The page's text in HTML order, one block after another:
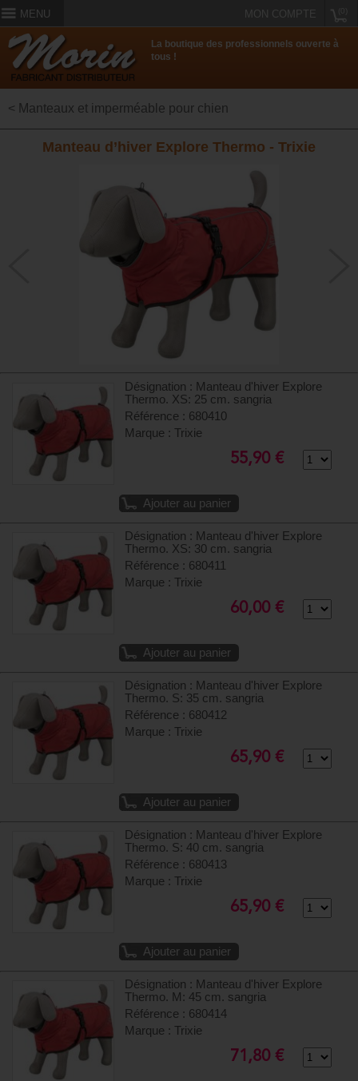
MENU MON COMPTE
La boutique des professionnels ouverte à
tous !
< Manteaux et imperméable pour chien
Manteau d’hiver Explore Thermo - Trixie
Désignation : Manteau d'hiver Explore
Thermo. XS: 25 cm. sangria
Référence : 680410
Marque : Trixie
55,90 €
Ajouter au panier
Désignation : Manteau d'hiver Explore
Thermo. XS: 30 cm. sangria
Référence : 680411
Marque : Trixie
60,00 €
Ajouter au panier
Désignation : Manteau d'hiver Explore
Thermo. S: 35 cm. sangria
Référence : 680412
Marque : Trixie
65,90 €
Ajouter au panier
Désignation : Manteau d'hiver Explore
Thermo. S: 40 cm. sangria
Référence : 680413
Marque : Trixie
65,90 €
Ajouter au panier
Désignation : Manteau d'hiver Explore
Thermo. M: 45 cm. sangria
Référence : 680414
Marque : Trixie
71,80 €